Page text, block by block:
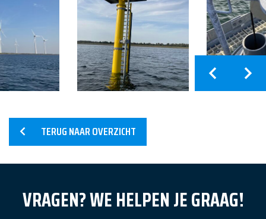
Home
Diensten
Producten
Referenties
Nieuws
Contact
TERUG NAAR OVERZICHT
VRAGEN? WE HELPEN JE GRAAG!